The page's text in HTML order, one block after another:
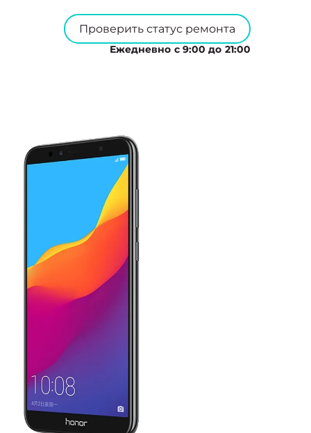
Проверить статус ремонта
Ежедневно с 9:00 до 21:00